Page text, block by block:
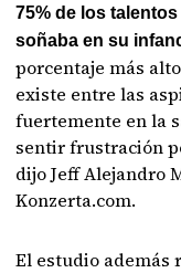
75% de los
soñaba en su
porcentaje más
existe entre las
fuertemente en la
sentir frustración
dijo Jeff Alejandro
Konzerta.com.
El estudio además